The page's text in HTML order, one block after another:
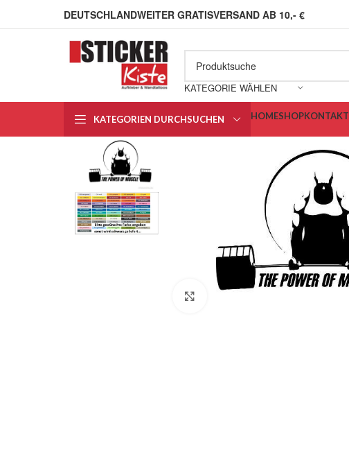
DEUTSCHLANDWEITER GRATISVERSAND AB 10,- €
KATEGORIE WÄHLEN
KATEGORIEN DURCHSUCHEN HOMESHOPKONTAKT